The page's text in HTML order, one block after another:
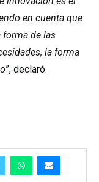
en cuenta que
forma de las
la forma
”, declaró.